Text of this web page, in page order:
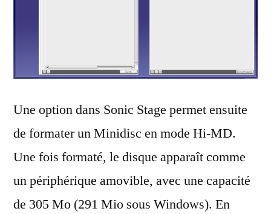
Une option dans Sonic Stage permet ensuite
de formater un Minidisc en mode Hi-MD.
Une fois formaté, le disque apparaît comme
un périphérique amovible, avec une capacité
de 305 Mo (291 Mio sous Windows). En